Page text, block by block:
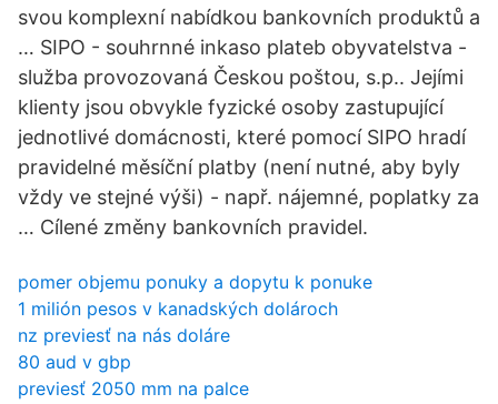
svou komplexní nabídkou bankovních produktů a
… SIPO - souhrnné inkaso plateb obyvatelstva -
služba provozovaná Českou poštou, s.p.. Jejími
klienty jsou obvykle fyzické osoby zastupující
jednotlivé domácnosti, které pomocí SIPO hradí
pravidelné měsíční platby (není nutné, aby byly
vždy ve stejné výši) - např. nájemné, poplatky za
… Cílené změny bankovních pravidel.
pomer objemu ponuky a dopytu k ponuke
1 milión pesos v kanadských dolároch
nz previesť na nás doláre
80 aud v gbp
previesť 2050 mm na palce